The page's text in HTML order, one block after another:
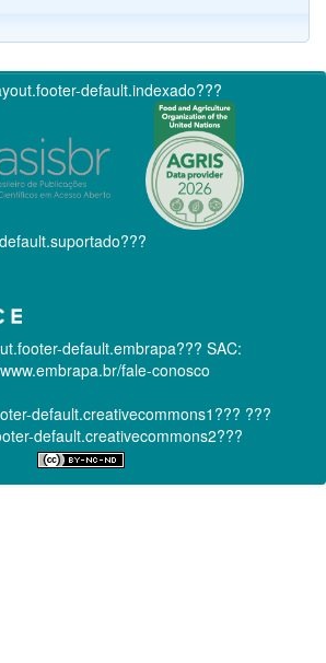
default.indexado???
default.embrapa??? SAC:
fale-conosco
default.creativecommons1??? ???
default.creativecommons2???